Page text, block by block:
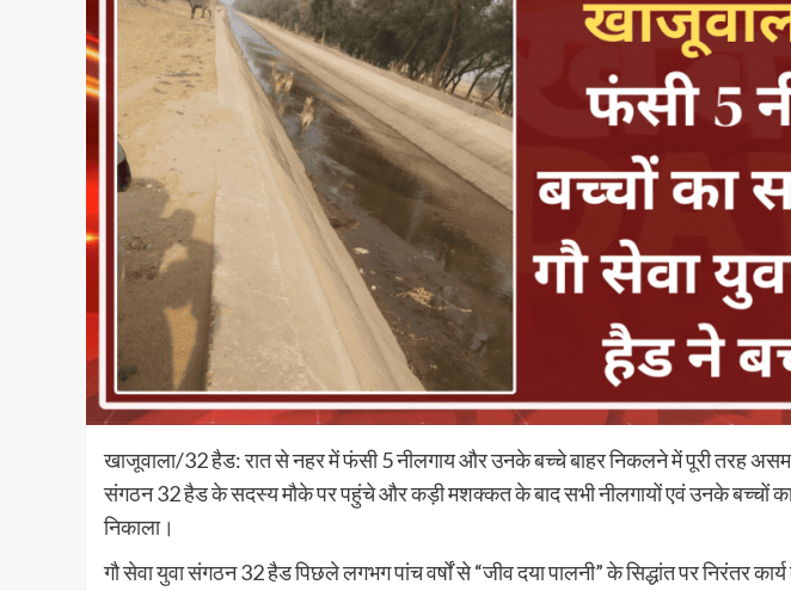
खाजूवाला/32 हैड: रात से नहर में फंसी 5 नीलगाय और उनके बच्चे बाहर निकलने में पूरी तरह
संगठन 32 हैड के सदस्य मौके पर पहुंचे और कड़ी मशक्कत के बाद सभी नीलगायों एवं उनके बच्चों का
निकाला।
गौ सेवा युवा संगठन 32 हैड पिछले लगभग पांच वर्षों से “जीव दया पालनी” के सिद्धांत पर निरंतर